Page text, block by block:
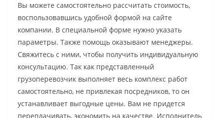
Вы можете самостоятельно рассчитать стоимость,
воспользовавшись удобной формой на сайте
компании. В специальной форме нужно указать
параметры. Также помощь оказывают менеджеры.
Свяжитесь с ними, чтобы получить индивидуальную
консультацию. Так как представленный
грузоперевозчик выполняет весь комплекс работ
самостоятельно, не привлекая посредников, то он
устанавливает выгодные цены. Вам не придется
переплачивать, экономить на качестве. Исполнитель